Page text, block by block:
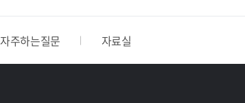
자주하는질문 자료실